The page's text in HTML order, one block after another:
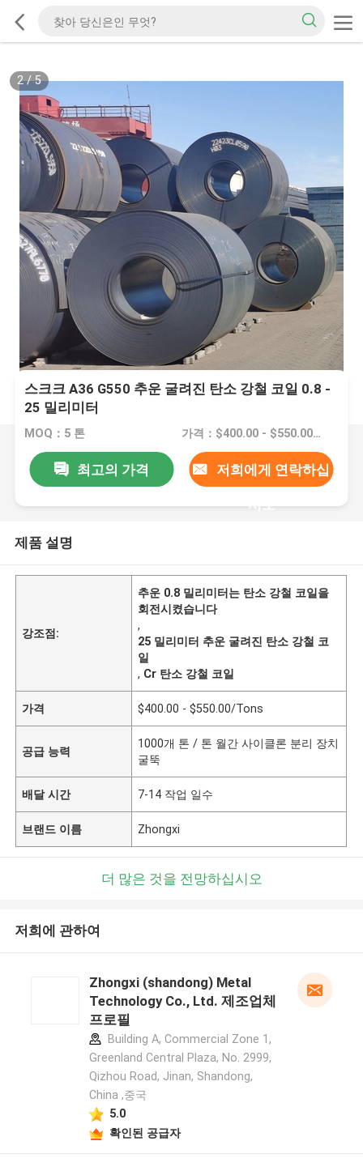
2/5
스크크 A36 G550 추운 굴려진 탄소 강철 코일 0.8 -
25 밀리미터
MOQ：5 톤 가격：$400.00 - $550.00/Tons
최고의 가격 저희에게 연락하십
시오
제품 설명
강조점:
추운 0.8 밀리미터는 탄소 강철 코일을
회전시켰습니다
,
25 밀리미터 추운 굴려진 탄소 강철 코
일
, Cr 탄소 강철 코일
가격 $400.00 - $550.00/Tons
공급 능력
1000개 톤 / 톤 월간 사이클론 분리 장치
굴뚝
배달 시간 7-14 작업 일수
브랜드 이름 Zhongxi
더 많은 것을 전망하십시오
저희에 관하여
Zhongxi (shandong) Metal
Technology Co., Ltd. 제조업체
프로필
Building A, Commercial Zone 1,
Greenland Central Plaza, No. 2999,
Qizhou Road, Jinan, Shandong,
China ,중국
5.0
확인된 공급자